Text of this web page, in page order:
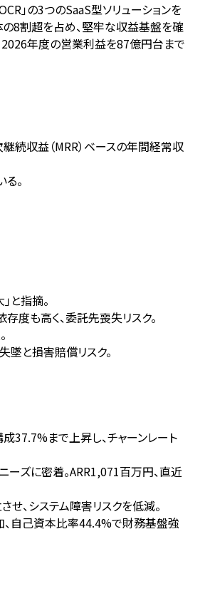
」の3つのSaaS型ソリューションを
の8割超を占め、堅牢な収益基盤を確
2026年度の営業利益を87億円台まで
続収益（MRR）ベースの年間経常収
。
と指摘。
度も高く、委託先喪失リスク。
墜と損害賠償リスク。
37.7%まで上昇し、チャーンレート
ーズに密着。ARR1,071百万円、直近
、システム障害リスクを低減。
、自己資本比率44.4%で財務基盤強